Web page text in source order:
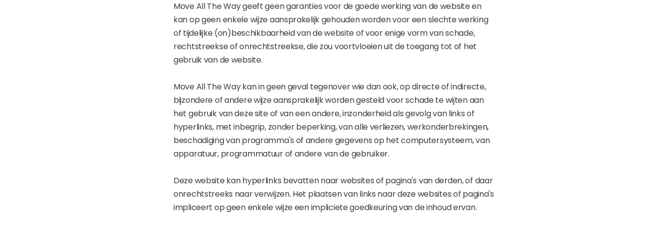
Move All The Way geeft geen garanties voor de goede werking van de website en
kan op geen enkele wijze aansprakelijk gehouden worden voor een slechte werking
of tijdelijke (on)beschikbaarheid van de website of voor enige vorm van schade,
rechtstreekse of onrechtstreekse, die zou voortvloeien uit de toegang tot of het
gebruik van de website.
Move All The Way kan in geen geval tegenover wie dan ook, op directe of indirecte,
bijzondere of andere wijze aansprakelijk worden gesteld voor schade te wijten aan
het gebruik van deze site of van een andere, inzonderheid als gevolg van links of
hyperlinks, met inbegrip, zonder beperking, van alle verliezen, werkonderbrekingen,
beschadiging van programma's of andere gegevens op het computersysteem, van
apparatuur, programmatuur of andere van de gebruiker.
Deze website kan hyperlinks bevatten naar websites of pagina's van derden, of daar
onrechtstreeks naar verwijzen. Het plaatsen van links naar deze websites of pagina's
impliceert op geen enkele wijze een impliciete goedkeuring van de inhoud ervan.